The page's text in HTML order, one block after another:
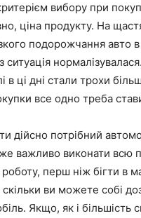
вибору при
ціна продукту. На
подорожчання авто
ситуація
в ці дні стали трохи
все одно треба
дійсно потрібний
важливо виконати всю
перш ніж бігти в
ви можете собі
Якщо, як і більшість